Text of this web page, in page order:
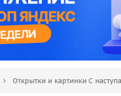
Открытки и картинки С